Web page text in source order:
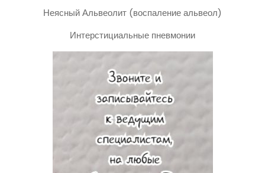
Неясный Альвеолит (воспаление альвеол)
Интерстициальные пневмонии